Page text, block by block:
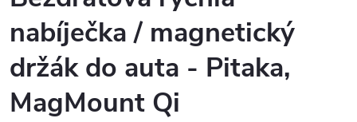
nabíječka / magnetický
držák do auta - Pitaka,
MagMount Qi